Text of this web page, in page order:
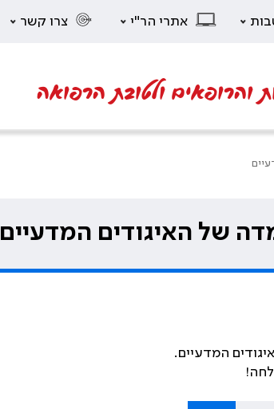
אתרי הר"י צרו קשר
והרופאים ולטובת הרפואה
של האיגודים המדעיים
המדעיים.